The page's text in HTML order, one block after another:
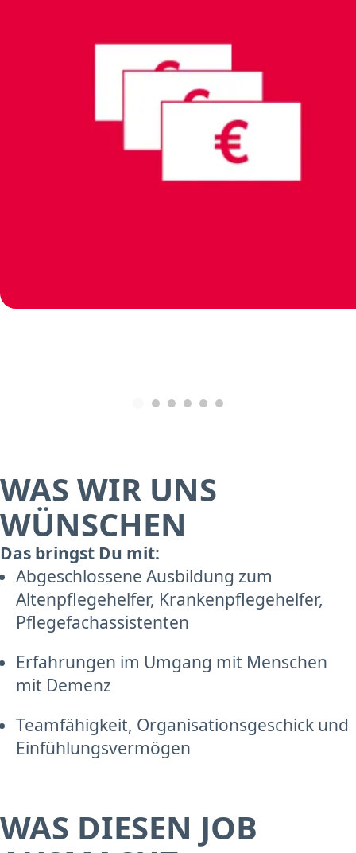
WAS WIR UNS
WÜNSCHEN
Das bringst Du mit:
Abgeschlossene Ausbildung zum
Altenpflegehelfer, Krankenpflegehelfer,
Pflegefachassistenten
Erfahrungen im Umgang mit Menschen
mit Demenz
Teamfähigkeit, Organisationsgeschick und
Einfühlungsvermögen
WAS DIESEN JOB